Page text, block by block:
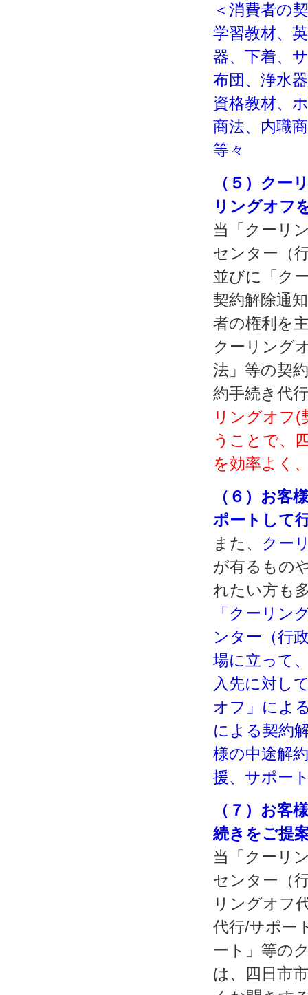
＜消費者の
学習教材、
器、下着、
布団、浄水
資格教材、
商法、内職
等々
（５）クー
リングオフ
当「クーリ
センター（
並びに「ク
契約解除通
者の権利を
クーリング
法」等の契
約手続き代
リングオフ(
うことで、
を効率よく
（６）お客
ポートして
また、 クー
が有るもの
れたい方も
「クーリン
ンター（行
場に立って
入先に対し
オフ」によ
による契約
様の中途解
援、サポー
（７）お客
続きをご提
当「クーリ
センター（
リングオフ
代行/サポー
ート」等の
は、四日市